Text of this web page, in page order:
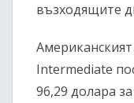
възходящите
Intermediate
96,29 долара